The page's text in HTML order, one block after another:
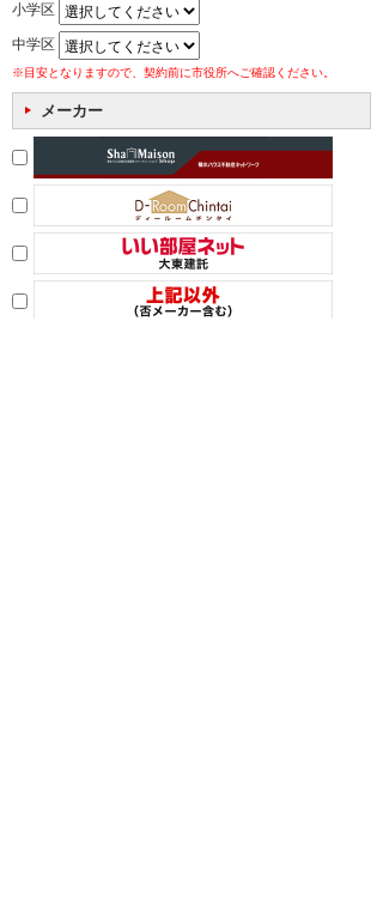
小学区
中学区
※目安となりますので、契約前に市役所へご確認ください。
メーカー